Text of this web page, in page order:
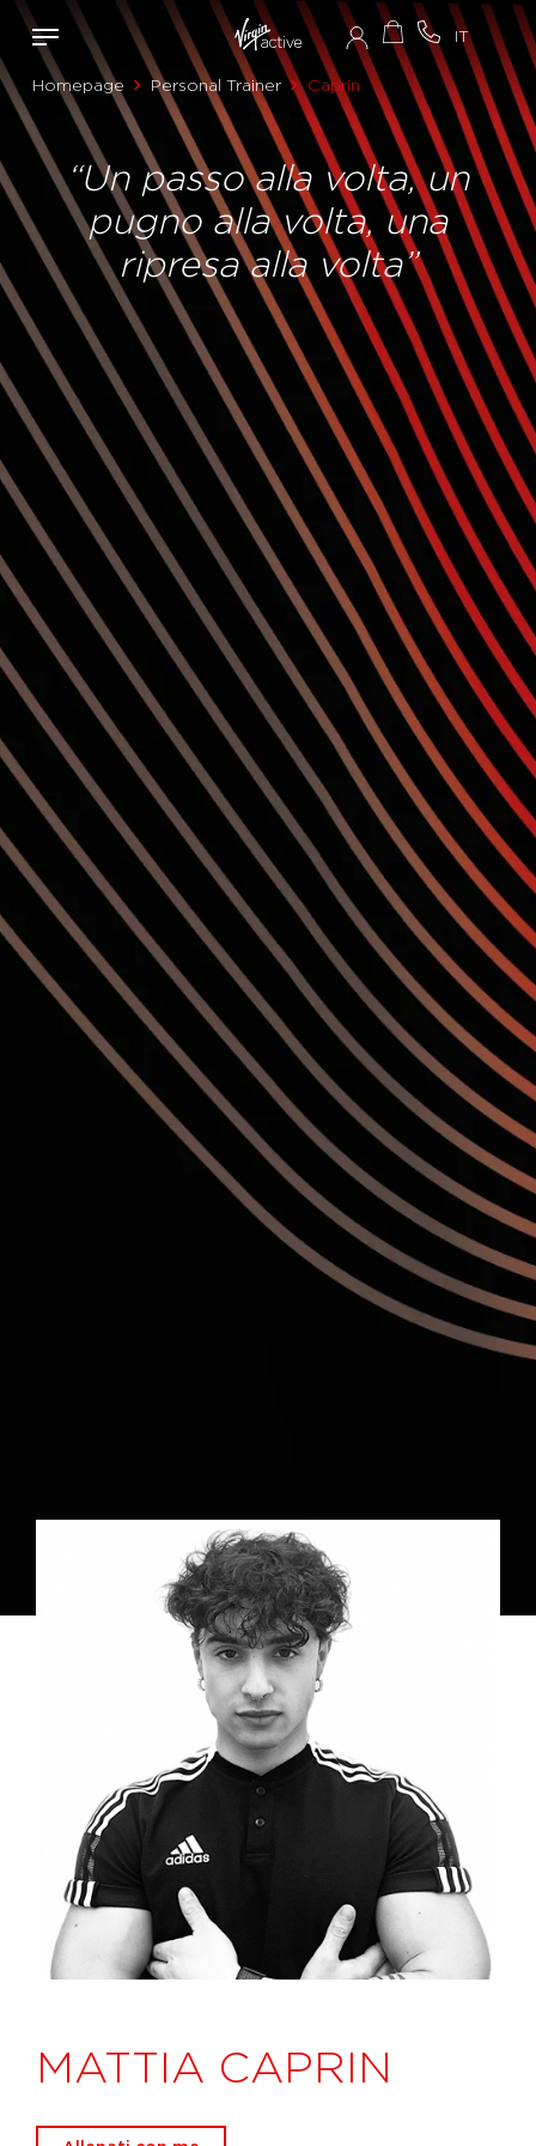
Homepage Personal Trainer Caprin
“Un passo alla volta, un
pugno alla volta, una
ripresa alla volta”
MATTIA CAPRIN